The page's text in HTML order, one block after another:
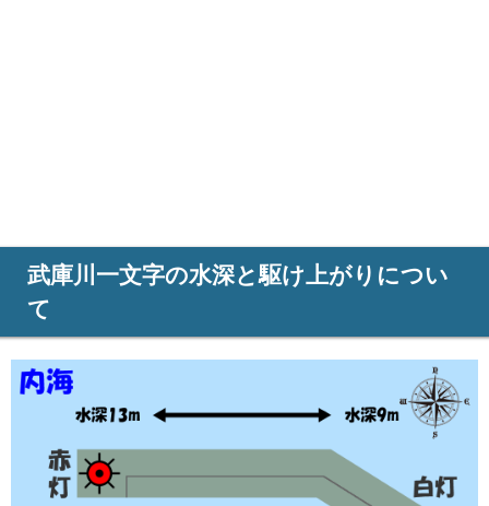
武庫川一文字の水深と駆け上がりについ
て